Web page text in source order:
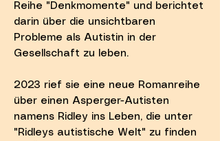
Reihe "Denkmomente" und berichtet
darin über die unsichtbaren
Probleme als Autistin in der
Gesellschaft zu leben.
2023 rief sie eine neue Romanreihe
über einen Asperger-Autisten
namens Ridley ins Leben, die unter
"Ridleys autistische Welt" zu finden